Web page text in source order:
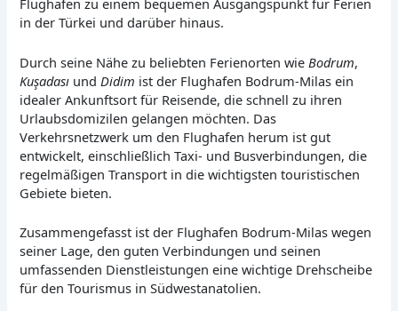
Flughafen zu einem bequemen Ausgangspunkt für Ferien
in der Türkei und darüber hinaus.
Durch seine Nähe zu beliebten Ferienorten wie Bodrum,
Kuşadası und Didim ist der Flughafen Bodrum-Milas ein
idealer Ankunftsort für Reisende, die schnell zu ihren
Urlaubsdomizilen gelangen möchten. Das
Verkehrsnetzwerk um den Flughafen herum ist gut
entwickelt, einschließlich Taxi- und Busverbindungen, die
regelmäßigen Transport in die wichtigsten touristischen
Gebiete bieten.
Zusammengefasst ist der Flughafen Bodrum-Milas wegen
seiner Lage, den guten Verbindungen und seinen
umfassenden Dienstleistungen eine wichtige Drehscheibe
für den Tourismus in Südwestanatolien.